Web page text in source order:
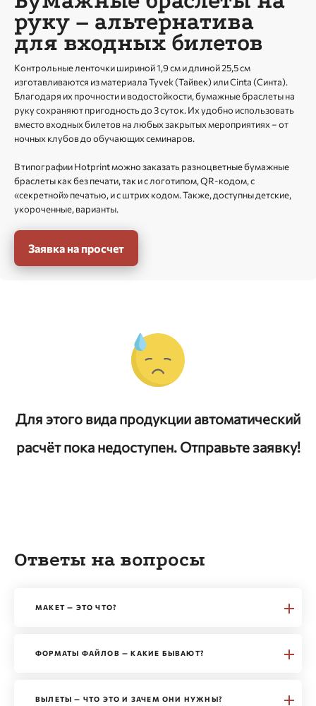
руку – альтернатива
для входных билетов
Контрольные ленточки шириной 1,9 см и длиной 25,5 см
изготавливаются из материала Tyvek (Тайвек) или Cinta (Синта).
Благодаря их прочности и водостойкости, бумажные браслеты на
руку сохраняют пригодность до 3 суток. Их удобно использовать
вместо входных билетов на любых закрытых мероприятиях – от
ночных клубов до обучающих семинаров.
В типографии Hotprint можно заказать разноцветные бумажные
браслеты как без печати, так и с логотипом, QR-кодом, с
«секретной» печатью, и с штрих кодом. Также, доступны детские,
укороченные, варианты.
Заявка на просчет
Для этого вида продукции автоматический
расчёт пока недоступен. Отправьте заявку!
Ответы на вопросы
МАКЕТ — ЭТО ЧТО?
ФОРМАТЫ ФАЙЛОВ — КАКИЕ БЫВАЮТ?
ВЫЛЕТЫ — ЧТО ЭТО И ЗАЧЕМ ОНИ НУЖНЫ?